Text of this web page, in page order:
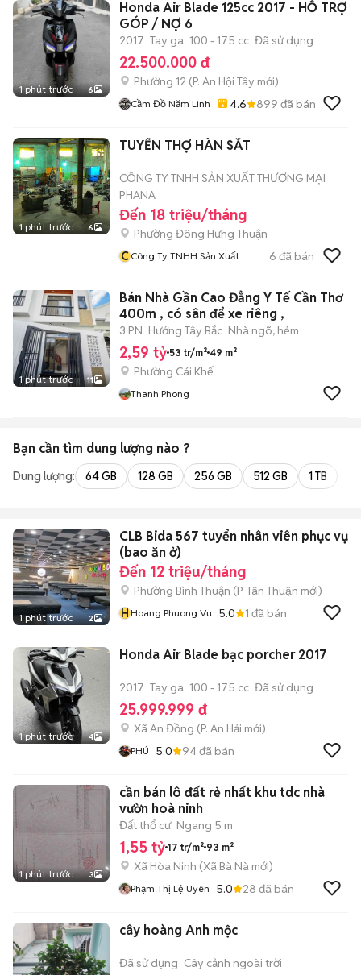
1 phút trước 6
Honda Air Blade 125cc 2017 - HỖ TRỢ
GÓP / NỢ 6
2017 Tay ga 100 - 175 cc Đã sử dụng
22.500.000 đ
Phường 12 (P. An Hội Tây mới)
Cầm Đồ Năm Linh 4.6 899 đã bán
1 phút trước 6
TUYỂN THỢ HÀN SẮT
CÔNG TY TNHH SẢN XUẤT THƯƠNG MẠI
PHANA
Đến 18 triệu/tháng
Phường Đông Hưng Thuận
CCông Ty TNHH Sản Xuất
6 đã bán
1 phút trước 11
Bán Nhà Gần Cao Đẳng Y Tế Cần Thơ
400m , có sân để xe riêng ,
3 PN Hướng Tây Bắc Nhà ngõ, hẻm
2,59 tỷ 53 tr/m² 49 m²
Phường Cái Khế
Thanh Phong
Bạn cần tìm dung lượng nào ?
Dung lượng: 64 GB 128 GB 256 GB 512 GB 1 TB
1 phút trước 2
CLB Bida 567 tuyển nhân viên phục vụ
(bao ăn ở)
Đến 12 triệu/tháng
Phường Bình Thuận (P. Tân Thuận mới)
HHoang Phuong Vu 5.0 1 đã bán
1 phút trước 4
Honda Air Blade bạc porcher 2017
2017 Tay ga 100 - 175 cc Đã sử dụng
25.999.999 đ
Xã An Đồng (P. An Hải mới)
PHÚ 5.0 94đã bán
1 phút trước 3
cần bán lô đất rẻ nhất khu tdc nhà
vườn hoà ninh
Đất thổ cư Ngang 5 m
1,55 tỷ 17 tr/m² 93 m²
Xã Hòa Ninh (Xã Bà Nà mới)
Phạm Thị Lệ Uyên 5.0 28 đã bán
cây hoàng Anh mộc
Đã sử dụng Cây cảnh ngoài trời